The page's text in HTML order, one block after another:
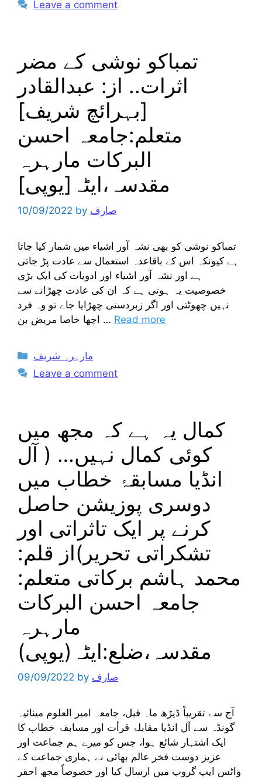
Leave a comment
تمباکو نوشی کے مضر
اثرات.. از: عبدالقادر
[بہرائچ شریف]
متعلم:جامعہ احسن
البرکات مارہرہ
مقدسہ،ایٹہ[یوپی]
10/09/2022 by صارف
تمباکو نوشی کو بھی نشہ آور اشیاء میں شمار کیا جاتا
ہے کیونکہ اس کے باقاعدہ استعمال سے عادت پڑ جاتی
ہے اور نشہ آور اشیاء اور ادویات کی ایک بڑی
خصوصیت یہ ہوتی ہے کہ ان کی عادت چھڑانے سے
نہیں چھوٹتی اور اگر زبردستی چھڑایا جاے تو وہ فرد
اچھا خاصا مریض بن … Read more
Categories
مارہرہ شریف
Leave a comment
کمال یہ ہے کہ مجھ میں
کوئی کمال نہیں… ( آل
انڈیا مسابقۂ خطاب میں
دوسری پوزیشن حاصل
کرنے پر ایک تاثراتی اور
تشکراتی تحریر)از قلم:
محمد ہاشم برکاتی متعلم:
جامعہ احسن البرکات
مارہرہ
مقدسہ،ضلع:ایٹہ(یوپی)
09/09/2022 by صارف
آج سے تقریباً ڈیڑھ ماہ قبل، جامعہ امیر العلوم مینائیہ
گونڈہ سے آل انڈیا مقابلۂ قرأت اور مسابقۂ خطاب کا
ایک اشتہار شائع ہوا، جس کو میرے ہم جماعت اور
عزیز دوست فخر عالم بھائی نے ہماری جماعت کے
واٹس ایپ گروپ میں ارسال کیا اور خصوصاً مجھ احقر